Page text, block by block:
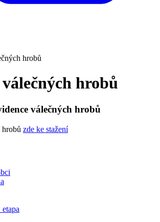
hrobů
hrobů
válečných hrobů
hrobů zde ke stažení